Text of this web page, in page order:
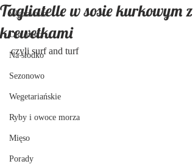
Wytrawnie
Dla dzieci
Na słodko
Sezonowo
Wegetariańskie
Ryby i owoce morza
Mięso
Porady
Tagliatelle w sosie kurkowym z
krewetkami
czyli surf and turf